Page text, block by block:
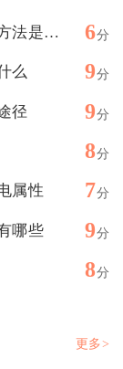
碰到光遇永久无翼和光翼的处理方法是什么 6分
么 9分
径 9分
8分
属性 7分
哪些 9分
8分
更多>